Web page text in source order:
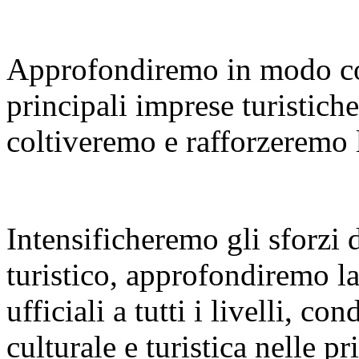
Approfondiremo in modo
principali imprese
coltiveremo e
Intensificheremo gli sforzi
turistico, approfondiremo
ufficiali a tutti i livelli,
culturale e turistica nelle